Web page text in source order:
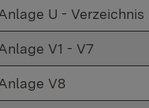
U -
V1 - V7
V8